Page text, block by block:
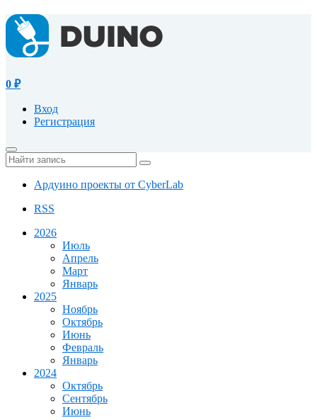
0 ₽
Вход
Регистрация
Ардуино проекты от CyberLab
RSS
2026
Июль
Апрель
Март
Январь
2025
Ноябрь
Октябрь
Июнь
Февраль
Январь
2024
Октябрь
Сентябрь
Июнь